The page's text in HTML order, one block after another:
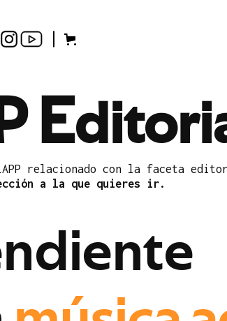
relacionado con la faceta
a la que quieres ir.
ndiente